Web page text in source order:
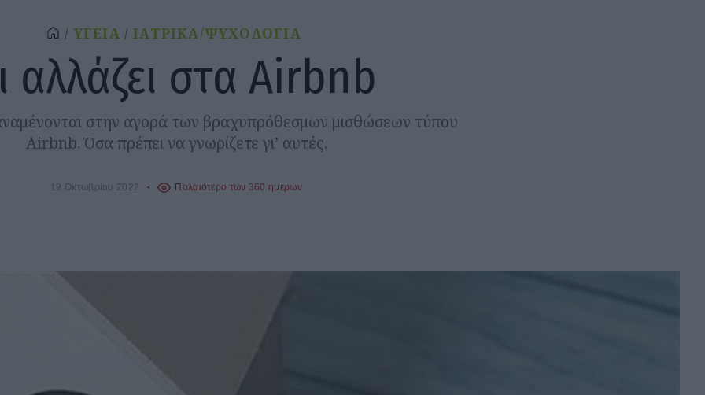
ΥΓΕΙΑ ΙΑΤΡΙΚΑ/ΨΥΧΟΛΟΓΙΑ
αλλάζει στα Airbnb
στην αγορά των βραχυπρόθεσμων μισθώσεων τύπου
Airbnb. Όσα πρέπει να γνωρίζετε γι’ αυτές.
19 Οκτωβρίου 2022 Παλαιότερο των 360 ημερών